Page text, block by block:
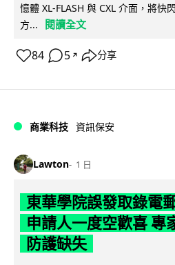
憶體 XL-FLASH 與 CXL 介面，將快
方...
閱讀全文
84 5 ↗ 分享
商業科技 資訊保安
Lawton 1 日
東華學院誤發取錄電
申請人一度空歡喜 專
防護缺失